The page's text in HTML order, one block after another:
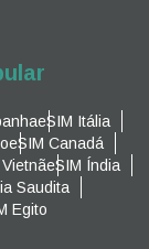
eSIM Itália
eSIM Canadá
eSIM Índia
Saudita
Egito